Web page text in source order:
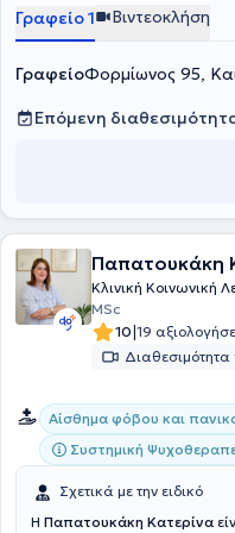
Γραφείο 1 Βιντεοκλήση
ΓραφείοΦορμίωνος 95,
Επόμενη
Παπατουκάκη
Κλινική Κοινωνική
MSc
10|19
Διαθεσιμότητα
Αίσθημα φόβου και
Συστημική
Σχετικά με την ειδικό
Η Παπατουκάκη Κατερίνα